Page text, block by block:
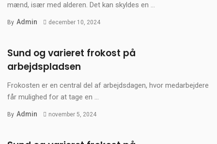
mænd, især med alderen. Det kan skyldes en ...
By Admin december 10, 2024
Sund og varieret frokost på
arbejdspladsen
Frokosten er en central del af arbejdsdagen, hvor medarbejdere
får mulighed for at tage en ...
By Admin november 5, 2024